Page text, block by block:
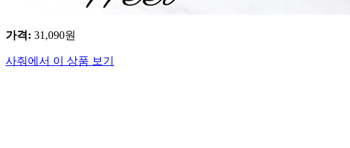
가격: 31,090원
사줘에서 이 상품 보기